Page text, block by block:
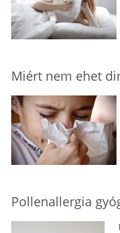
Miért nem ehet
Pollenallergia